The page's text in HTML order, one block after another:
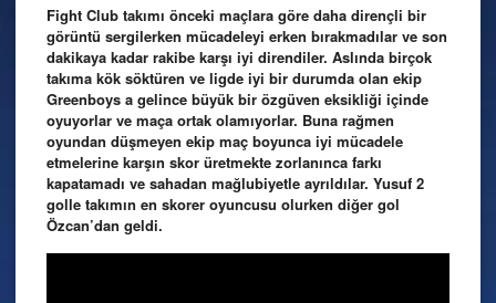
Fight Club takımı önceki maçlara göre daha dirençli bir
görüntü sergilerken mücadeleyi erken bırakmadılar ve son
dakikaya kadar rakibe karşı iyi direndiler. Aslında birçok
takıma kök söktüren ve ligde iyi bir durumda olan ekip
Greenboys a gelince büyük bir özgüven eksikliği içinde
oyuyorlar ve maça ortak olamıyorlar. Buna rağmen
oyundan düşmeyen ekip maç boyunca iyi mücadele
etmelerine karşın skor üretmekte zorlanınca farkı
kapatamadı ve sahadan mağlubiyetle ayrıldılar. Yusuf 2
golle takımın en skorer oyuncusu olurken diğer gol
Özcan’dan geldi.